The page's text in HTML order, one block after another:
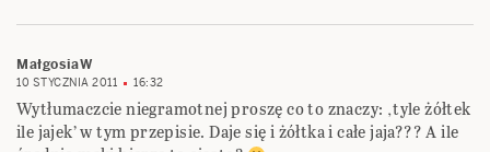
MałgosiaW
10 STYCZNIA 2011 16:32
Wytłumaczcie niegramotnej proszę co to znaczy: ‚tyle żółtek
ile jajek’ w tym przepisie. Daje się i żółtka i całe jaja??? A ile